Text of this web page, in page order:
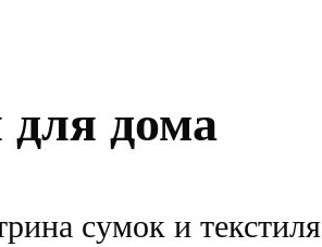
дома
сумок и текстиля